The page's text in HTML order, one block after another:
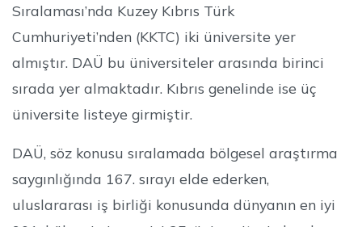
Sıralaması’nda Kuzey Kıbrıs Türk
Cumhuriyeti’nden (KKTC) iki üniversite yer
almıştır. DAÜ bu üniversiteler arasında birinci
sırada yer almaktadır. Kıbrıs genelinde ise üç
üniversite listeye girmiştir.
DAÜ, söz konusu sıralamada bölgesel araştırma
saygınlığında 167. sırayı elde ederken,
uluslararası iş birliği konusunda dünyanın en iyi